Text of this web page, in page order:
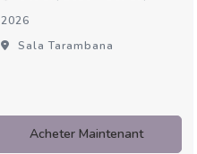
2026
Sala Tarambana
Acheter Maintenant